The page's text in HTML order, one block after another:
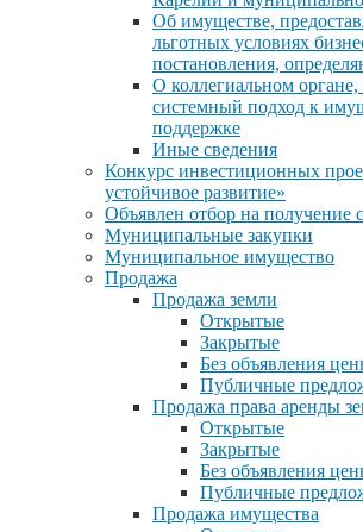
Об имуществе,
льготных условиях
постановления,
О коллегиальном
системный подход к
поддержке
Иные сведения
Конкурс инвестиционных
устойчивое развитие»
Объявлен отбор на
Муниципальные закупки
Муниципальное имущество
Продажа
Продажа земли
Открытые
Закрытые
Без объявления
Публичные
Продажа права аренды
Открытые
Закрытые
Без объявления
Публичные
Продажа имущества